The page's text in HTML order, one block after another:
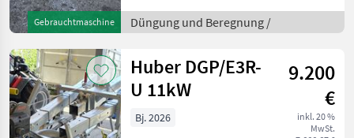
Gebrauchtmaschine
Flügel, Schutzring serienm.
Ausführung + 4m -
Düngung und Beregnung /
Huber DGP/E3R-
U 11kW
9.200
€
inkl. 20 %
MwSt.
Bj. 2026